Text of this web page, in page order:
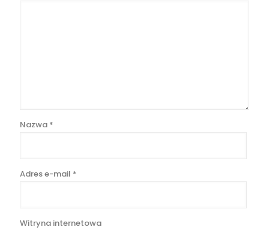
Nazwa *
Adres e-mail *
Witryna internetowa